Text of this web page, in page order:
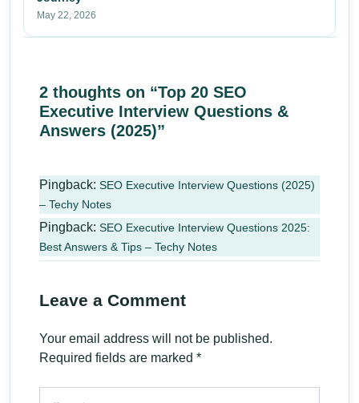
May 22, 2026
2 thoughts on “Top 20 SEO
Executive Interview Questions &
Answers (2025)”
Pingback: SEO Executive Interview Questions (2025)
– Techy Notes
Pingback: SEO Executive Interview Questions 2025:
Best Answers & Tips – Techy Notes
Leave a Comment
Your email address will not be published.
Required fields are marked *